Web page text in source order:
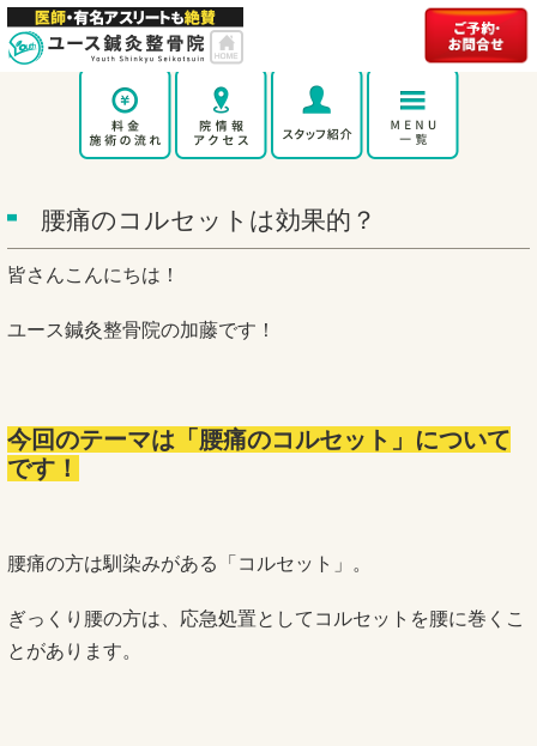
腰痛のコルセットは効果的？
皆さんこんにちは！
ユース鍼灸整骨院の加藤です！
今回のテーマは「腰痛のコルセット」について
です！
腰痛の方は馴染みがある「コルセット」。
ぎっくり腰の方は、応急処置としてコルセットを腰に巻くこ
とがあります。